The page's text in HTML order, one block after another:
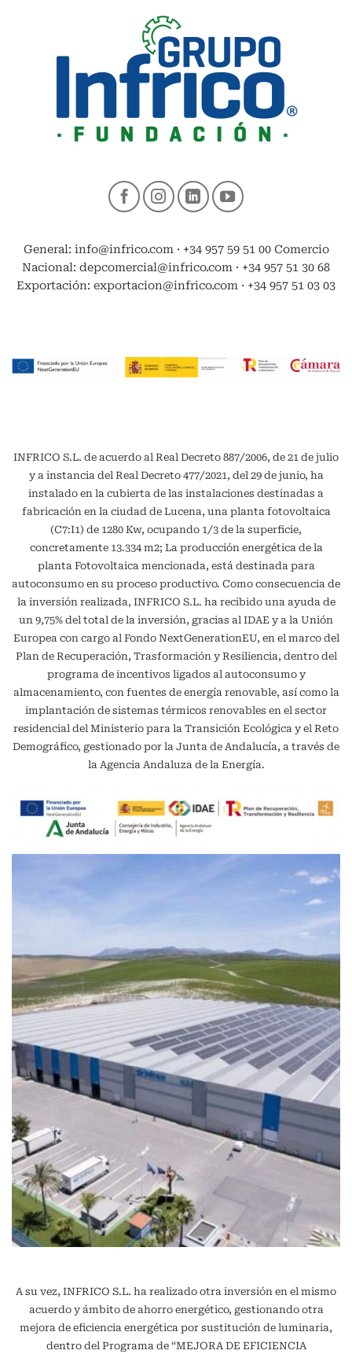
General: info@infrico.com · +34 957 59 51 00 Comercio
Nacional: depcomercial@infrico.com · +34 957 51 30 68
Exportación: exportacion@infrico.com · +34 957 51 03 03
INFRICO S.L. de acuerdo al Real Decreto 887/2006, de 21 de julio
y a instancia del Real Decreto 477/2021, del 29 de junio, ha
instalado en la cubierta de las instalaciones destinadas a
fabricación en la ciudad de Lucena, una planta fotovoltaica
(C7:I1) de 1280 Kw, ocupando 1/3 de la superficie,
concretamente 13.334 m2; La producción energética de la
planta Fotovoltaica mencionada, está destinada para
autoconsumo en su proceso productivo. Como consecuencia de
la inversión realizada, INFRICO S.L. ha recibido una ayuda de
un 9,75% del total de la inversión, gracias al IDAE y a la Unión
Europea con cargo al Fondo NextGenerationEU, en el marco del
Plan de Recuperación, Trasformación y Resiliencia, dentro del
programa de incentivos ligados al autoconsumo y
almacenamiento, con fuentes de energía renovable, así como la
implantación de sistemas térmicos renovables en el sector
residencial del Ministerio para la Transición Ecológica y el Reto
Demográfico, gestionado por la Junta de Andalucía, a través de
la Agencia Andaluza de la Energía.
A su vez, INFRICO S.L. ha realizado otra inversión en el mismo
acuerdo y ámbito de ahorro energético, gestionando otra
mejora de eficiencia energética por sustitución de luminaria,
dentro del Programa de “MEJORA DE EFICIENCIA